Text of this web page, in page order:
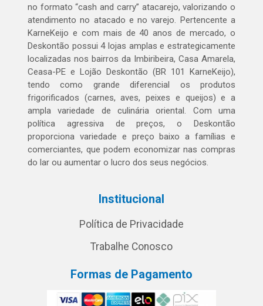
no formato “cash and carry” atacarejo, valorizando o
atendimento no atacado e no varejo. Pertencente a
KarneKeijo e com mais de 40 anos de mercado, o
Deskontão possui 4 lojas amplas e estrategicamente
localizadas nos bairros da Imbiribeira, Casa Amarela,
Ceasa-PE e Lojão Deskontão (BR 101 KarneKeijo),
tendo como grande diferencial os produtos
frigorificados (carnes, aves, peixes e queijos) e a
ampla variedade de culinária oriental. Com uma
política agressiva de preços, o Deskontão
proporciona variedade e preço baixo a famílias e
comerciantes, que podem economizar nas compras
do lar ou aumentar o lucro dos seus negócios.
Institucional
Política de Privacidade
Trabalhe Conosco
Formas de Pagamento